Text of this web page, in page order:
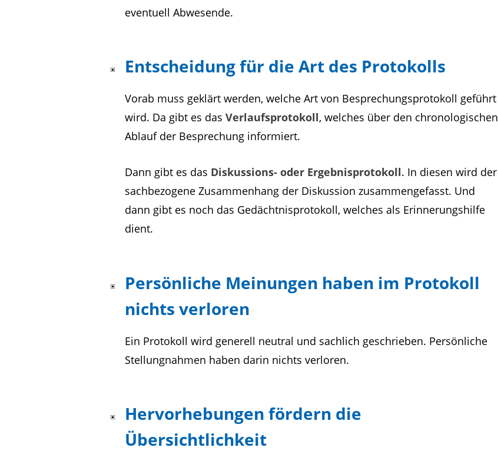
eventuell Abwesende.
Entscheidung für die Art des Protokolls
Vorab muss geklärt werden, welche Art von Besprechungsprotokoll geführt
wird. Da gibt es das Verlaufsprotokoll, welches über den chronologischen
Ablauf der Besprechung informiert.
Dann gibt es das Diskussions- oder Ergebnisprotokoll. In diesen wird der
sachbezogene Zusammenhang der Diskussion zusammengefasst. Und
dann gibt es noch das Gedächtnisprotokoll, welches als Erinnerungshilfe
dient.
Persönliche Meinungen haben im Protokoll
nichts verloren
Ein Protokoll wird generell neutral und sachlich geschrieben. Persönliche
Stellungnahmen haben darin nichts verloren.
Hervorhebungen fördern die
Übersichtlichkeit